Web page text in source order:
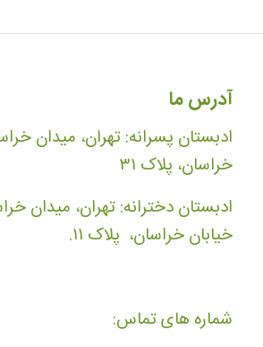
آدرس ما
ادبستان پسرانه: تهران، میدان
خراسان، پلاک ۳۱
ادبستان دخترانه: تهران، میدان
خیابان خراسان، پلاک ۱۱.
شماره های تماس: